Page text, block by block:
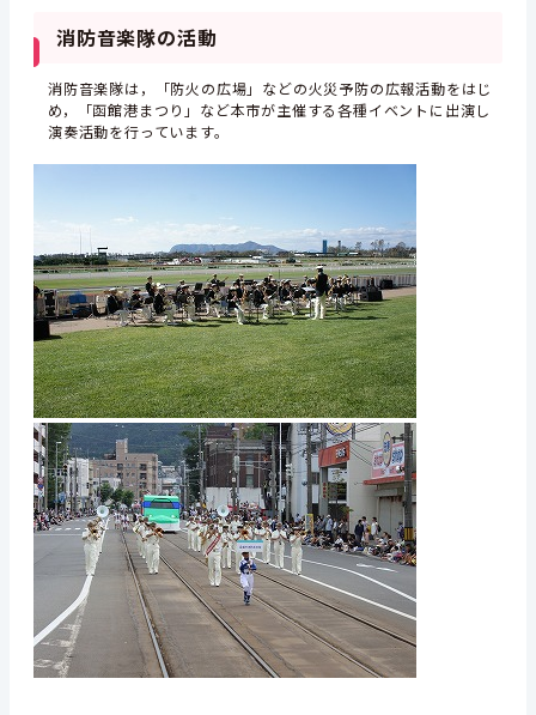
消防音楽隊の活動
消防音楽隊は，「防火の広場」などの火災予防の広報活動をはじ
め，「函館港まつり」など本市が主催する各種イベントに出演し
演奏活動を行っています。